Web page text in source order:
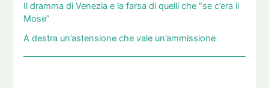
Il dramma di Venezia e la farsa di quelli che “se c’era il
Mose”
A destra un’astensione che vale un’ammissione